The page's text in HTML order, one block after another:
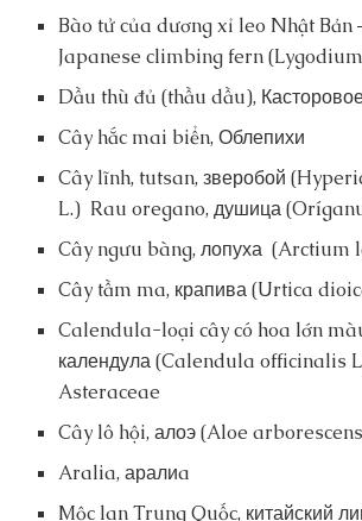
Bào tử của dương xỉ leo Nhật Bản
Japanese climbing fern
Dầu thù đủ (thầu dầu),
Cây hắc mai biển, Облепихи
Cây lĩnh, tutsan, зверобой
L.) Rau oregano, душица
Cây ngưu bàng, лопуха (Arctium
Cây tầm ma, крапива (Urtica
Calendula-loại cây có hoa lớn
календула (Calendula officinalis
Asteraceae
Cây lô hội, алоэ (Aloe
Aralia, аралиa
Mộc lan Trung Quốc, китайский